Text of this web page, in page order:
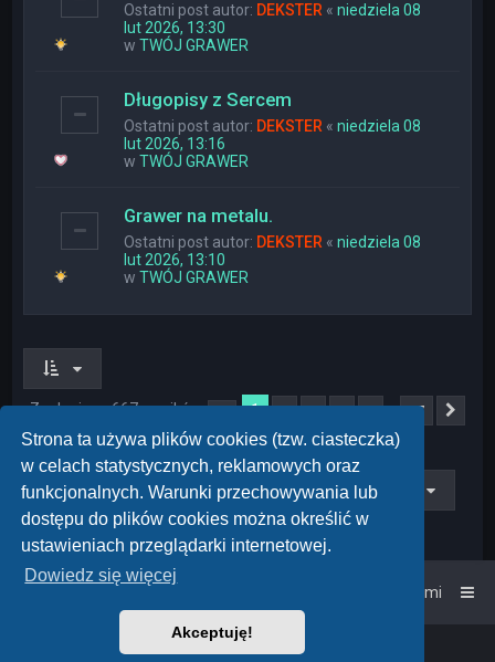
Strona ta używa plików cookies (tzw. ciasteczka)
w celach statystycznych, reklamowych oraz
funkcjonalnych. Warunki przechowywania lub
dostępu do plików cookies można określić w
ustawieniach przeglądarki internetowej.
Dowiedz się więcej
Akceptuję!
Ostatni post autor: DEKSTER «niedziela 08
lut 2026, 13:30
wTWÓJ GRAWER
Długopisy z Sercem
Ostatni post autor: DEKSTER «niedziela 08
lut 2026, 13:16
wTWÓJ GRAWER
Grawer na metalu.
Ostatni post autor: DEKSTER «niedziela 08
lut 2026, 13:10
wTWÓJ GRAWER
Znaleziono 667 wyników 1 2 3 4 5 … 27
Przejdź do
Kontakt z nami
phpBB
PlanetStyles